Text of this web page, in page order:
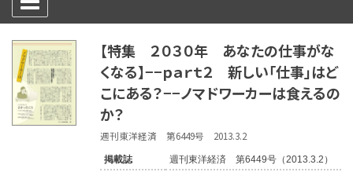
【特集 ２０３０年 あなたの仕事がな
くなる】−−ｐａｒｔ２ 新しい「仕事」はど
こにある？−−ノマドワーカーは食えるの
か？
週刊東洋経済 第6449号 2013.3.2
掲載誌
週刊東洋経済 第6449号（2013.3.2）